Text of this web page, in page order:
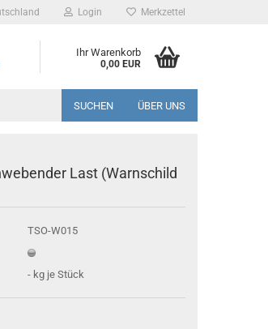
Login Merkzettel
Ihr Warenkorb
0,00 EUR
SUCHEN ÜBER UNS
regulärer Betrieb wieder ab dem
Last (Warnschild
TSO-W015
- kg je Stück